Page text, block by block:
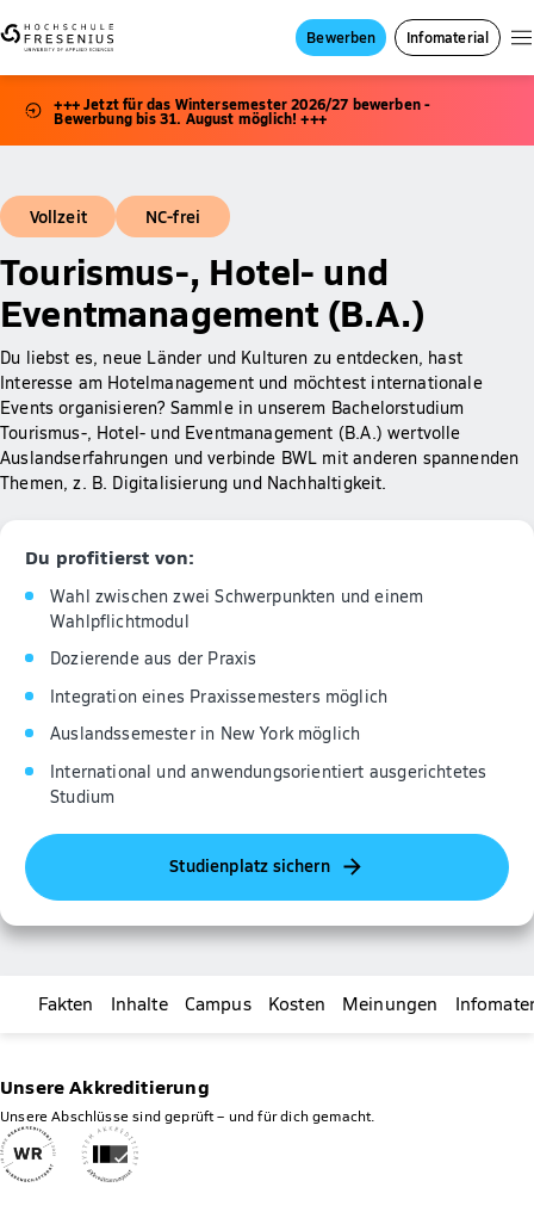
Bewerben Infomaterial
+++ Jetzt für das Wintersemester 2026/27 bewerben -
Bewerbung bis 31. August möglich! +++
Vollzeit NC-frei
Tourismus-, Hotel- und
Eventmanagement (B.A.)
Du liebst es, neue Länder und Kulturen zu entdecken, hast
Interesse am Hotelmanagement und möchtest internationale
Events organisieren? Sammle in unserem Bachelorstudium
Tourismus-, Hotel- und Eventmanagement (B.A.) wertvolle
Auslandserfahrungen und verbinde BWL mit anderen spannenden
Themen, z. B. Digitalisierung und Nachhaltigkeit.
Du profitierst von:
Wahl zwischen zwei Schwerpunkten und einem
Wahlpflichtmodul
Dozierende aus der Praxis
Integration eines Praxissemesters möglich
Auslandssemester in New York möglich
International und anwendungsorientiert ausgerichtetes
Studium
Studienplatz sichern
Fakten Inhalte Campus Kosten Meinungen
Unsere Akkreditierung
Unsere Abschlüsse sind geprüft – und für dich gemacht.